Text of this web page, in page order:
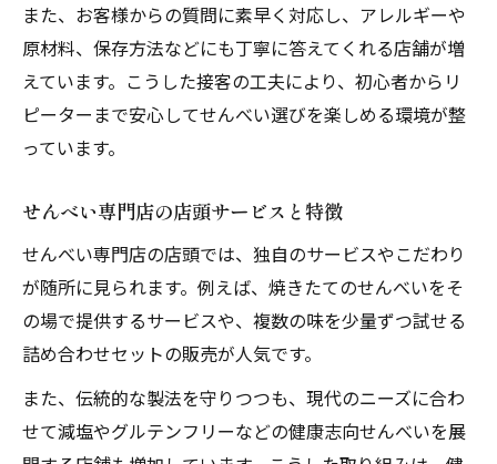
また、お客様からの質問に素早く対応し、アレルギーや
原材料、保存方法などにも丁寧に答えてくれる店舗が増
えています。こうした接客の工夫により、初心者からリ
ピーターまで安心してせんべい選びを楽しめる環境が整
っています。
せんべい専門店の店頭サービスと特徴
せんべい専門店の店頭では、独自のサービスやこだわり
が随所に見られます。例えば、焼きたてのせんべいをそ
の場で提供するサービスや、複数の味を少量ずつ試せる
詰め合わせセットの販売が人気です。
また、伝統的な製法を守りつつも、現代のニーズに合わ
せて減塩やグルテンフリーなどの健康志向せんべいを展